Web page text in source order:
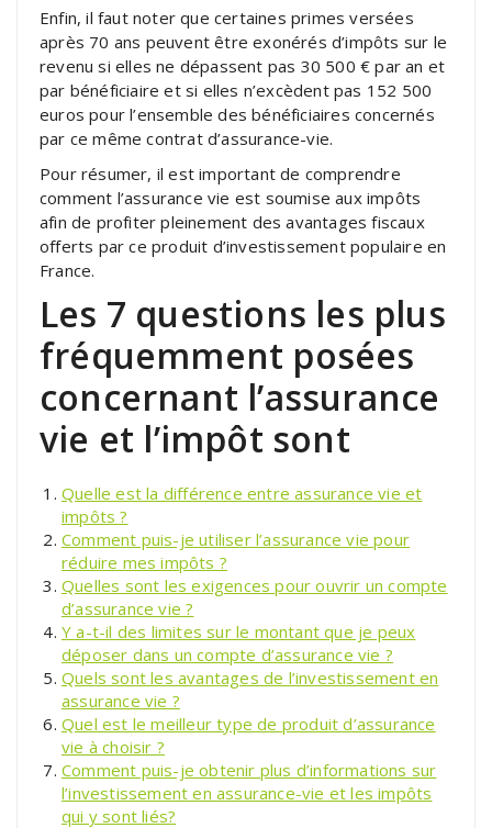
Enfin, il faut noter que certaines primes versées
après 70 ans peuvent être exonérés d’impôts sur le
revenu si elles ne dépassent pas 30 500 € par an et
par bénéficiaire et si elles n’excèdent pas 152 500
euros pour l’ensemble des bénéficiaires concernés
par ce même contrat d’assurance-vie.
Pour résumer, il est important de comprendre
comment l’assurance vie est soumise aux impôts
afin de profiter pleinement des avantages fiscaux
offerts par ce produit d’investissement populaire en
France.
Les 7 questions les plus
fréquemment posées
concernant l’assurance
vie et l’impôt sont
Quelle est la différence entre assurance vie et
impôts ?
Comment puis-je utiliser l’assurance vie pour
réduire mes impôts ?
Quelles sont les exigences pour ouvrir un compte
d’assurance vie ?
Y a-t-il des limites sur le montant que je peux
déposer dans un compte d’assurance vie ?
Quels sont les avantages de l’investissement en
assurance vie ?
Quel est le meilleur type de produit d’assurance
vie à choisir ?
Comment puis-je obtenir plus d’informations sur
l’investissement en assurance-vie et les impôts
qui y sont liés?